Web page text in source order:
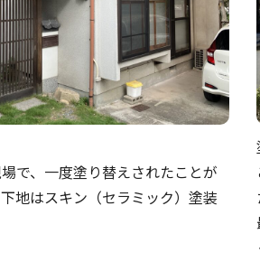
で、一度塗り替えされたことが
地はスキン（セラミック）塗装